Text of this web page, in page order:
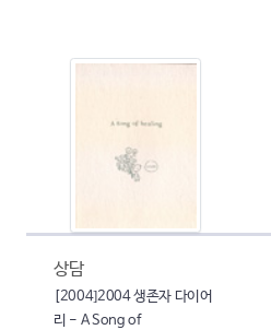
상담
[2004]2004 생존자 다이어
리 - A Song of